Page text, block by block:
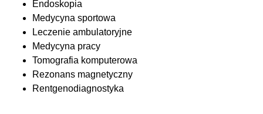
Endoskopia
Medycyna sportowa
Leczenie ambulatoryjne
Medycyna pracy
Tomografia komputerowa
Rezonans magnetyczny
Rentgenodiagnostyka